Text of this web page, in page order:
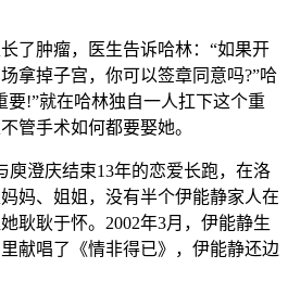
了肿瘤，医生告诉哈林：“如果开
拿掉子宫，你可以签章同意吗?”哈
要!”就在哈林独自一人扛下这个重
管手术如何都要娶她。
庾澄庆结束13年的恋爱长跑，在洛
妈、姐姐，没有半个伊能静家人在
耿耿于怀。2002年3月，伊能静生
献唱了《情非得已》，伊能静还边